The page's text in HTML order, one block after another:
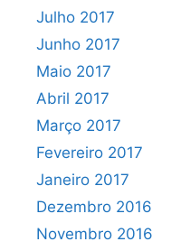
Julho 2017
Junho 2017
Maio 2017
Abril 2017
Março 2017
Fevereiro 2017
Janeiro 2017
Dezembro 2016
Novembro 2016